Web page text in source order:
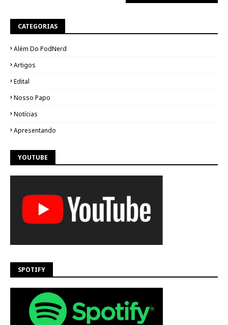
CATEGORIAS
Além Do PodNerd
Artigos
Edital
Nosso Papo
Notícias
Apresentando
YOUTUBE
SPOTIFY